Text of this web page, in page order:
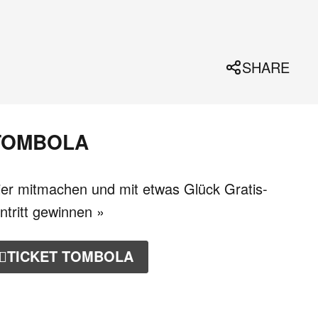
SHARE
mitmachen und mit etwas Glück Gratis-
gewinnen »
TICKET TOMBOLA